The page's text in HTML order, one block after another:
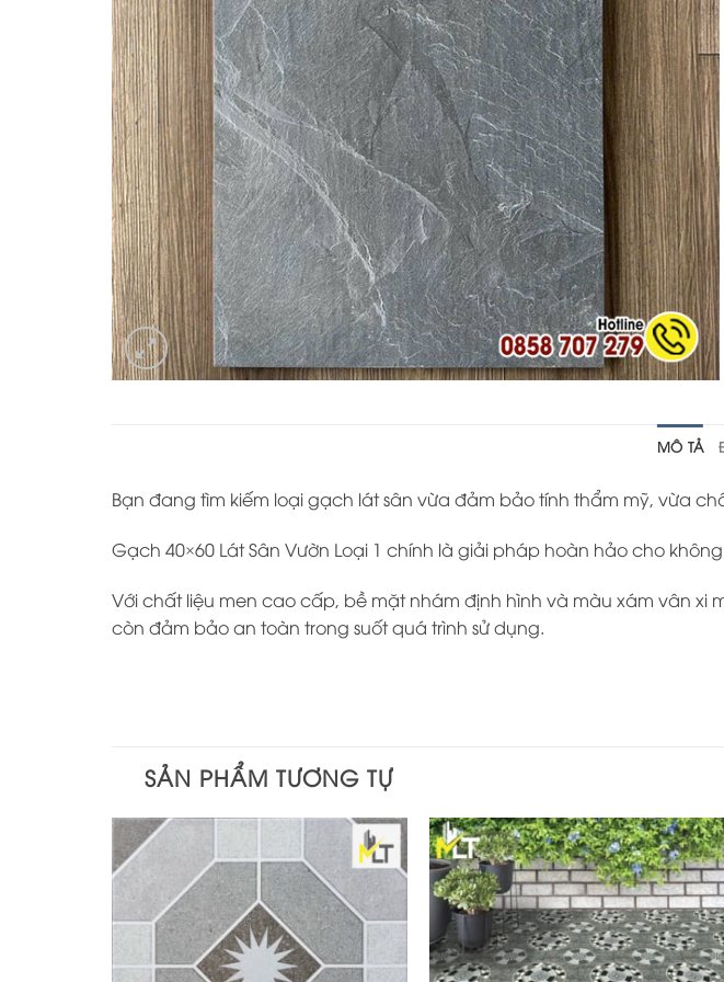
MÔ TẢ
Bạn đang tìm kiếm loại gạch lát sân vừa đảm bảo tính thẩm mỹ, vừa
Gạch 40×60 Lát Sân Vườn Loại 1 chính là giải pháp hoàn hảo cho
Với chất liệu men cao cấp, bề mặt nhám định hình và màu xám vân
còn đảm bảo an toàn trong suốt quá trình sử dụng.
SẢN PHẨM TƯƠNG TỰ